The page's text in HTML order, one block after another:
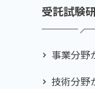
受託試験
事業分野
技術分野